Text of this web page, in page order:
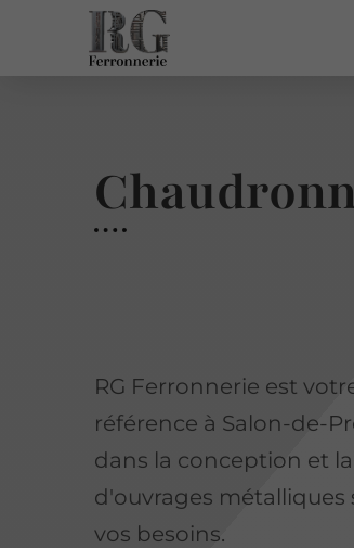
RG Ferronnerie est
référence à Salon-de-
dans la conception et
d'ouvrages
vos besoins.